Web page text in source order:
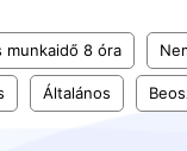
munkaidő 8 óra
Általános